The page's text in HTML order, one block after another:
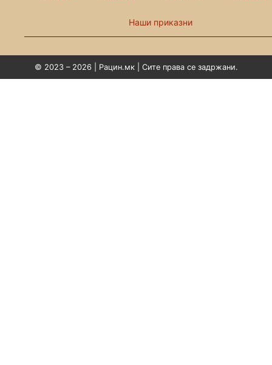
Наши приказни
© 2023 – 2026 | Рацин.мк | Сите права се задржани.